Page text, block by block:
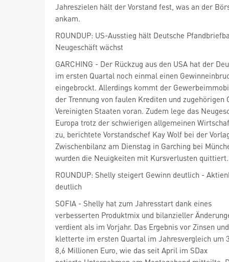
Jahreszielen hält der Vorstand fest, was an der
ankam.
ROUNDUP: US-Ausstieg hält Deutsche
Neugeschäft wächst
im ersten Quartal noch einmal einen
eingebrockt. Allerdings kommt der
der Trennung von faulen Krediten und zugehörigen
Vereinigten Staaten voran. Zudem lege das
Europa trotz der schwierigen allgemeinen
zu, berichtete Vorstandschef Kay Wolf bei der
Zwischenbilanz am Dienstag in Garching bei
wurden die Neuigkeiten mit Kursverlusten quittiert.
ROUNDUP: Shelly steigert Gewinn deutlich -
deutlich
SOFIA - Shelly hat zum Jahresstart dank eines
verbesserten Produktmix und bilanzieller
verdient als im Vorjahr. Das Ergebnis vor Zinsen
kletterte im ersten Quartal im Jahresvergleich um
8,6 Millionen Euro, wie das seit April im SDax